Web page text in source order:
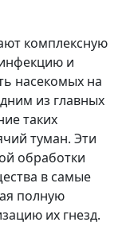
комплексную
и
насекомых на
из главных
таких
туман. Эти
обработки
в самые
полную
их гнезд.